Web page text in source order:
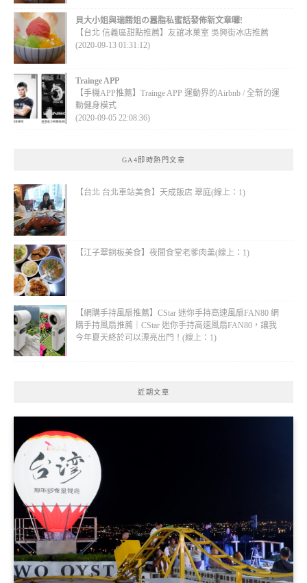
貝大小姐與瑞餚姐の囂脂私蜜話發佈新文章囉!
【台北 信義區甜點推薦】友誼冰菓室 吳興街冰店推薦
(2020-09-13 01:31:12)
Trainge APP
【手機APP推薦】Trainge APP 運動界的Airbnb / 全新的運
動健身模式
(2020-09-05 22:08:36)
GA4即時熱門文章
【台北 台北車站美食】天成飯店 翠庭(線上：1)
【江子翠銅板美食】夜間食堂老爹肉羹(線上：1)
【網購手持風扇推薦】CStar 迷你手持高速風扇FAN80 網
購手持風扇推薦｜CStar 迷你手持高速風扇FAN80，讓我
今年夏天終於可以漂亮出門！(線上：1)
近期文章